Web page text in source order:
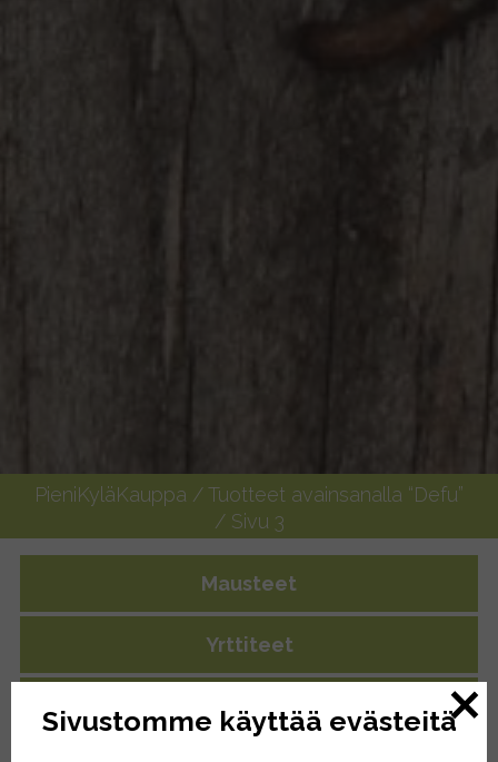
PieniKyläKauppa /Tuotteet avainsanalla “Defu”
/ Sivu 3
Mausteet
Yrttiteet
Eläintenruoat
Sivustomme käyttää evästeitä